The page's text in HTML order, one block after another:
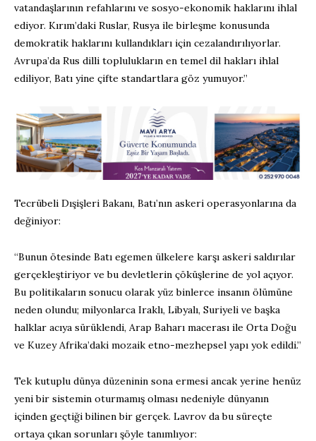
vatandaşlarının refahlarını ve sosyo-ekonomik haklarını ihlal
ediyor. Kırım’daki Ruslar, Rusya ile birleşme konusunda
demokratik haklarını kullandıkları için cezalandırılıyorlar.
Avrupa’da Rus dilli toplulukların en temel dil hakları ihlal
ediliyor, Batı yine çifte standartlara göz yumuyor.”
Tecrübeli Dışişleri Bakanı, Batı’nın askeri operasyonlarına da
değiniyor:
“Bunun ötesinde Batı egemen ülkelere karşı askeri saldırılar
gerçekleştiriyor ve bu devletlerin çöküşlerine de yol açıyor.
Bu politikaların sonucu olarak yüz binlerce insanın ölümüne
neden olundu; milyonlarca Iraklı, Libyalı, Suriyeli ve başka
halklar acıya sürüklendi, Arap Baharı macerası ile Orta Doğu
ve Kuzey Afrika’daki mozaik etno-mezhepsel yapı yok edildi.”
Tek kutuplu dünya düzeninin sona ermesi ancak yerine henüz
yeni bir sistemin oturmamış olması nedeniyle dünyanın
içinden geçtiği bilinen bir gerçek. Lavrov da bu süreçte
ortaya çıkan sorunları şöyle tanımlıyor: